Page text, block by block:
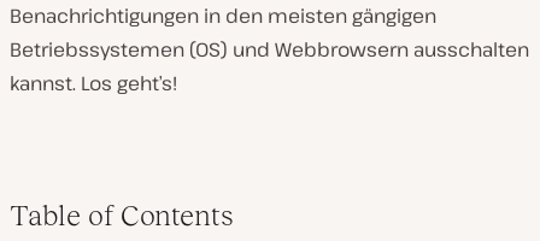
Benachrichtigungen in den meisten gängigen
Betriebssystemen (OS) und Webbrowsern ausschalten
kannst. Los geht’s!
Table of Contents